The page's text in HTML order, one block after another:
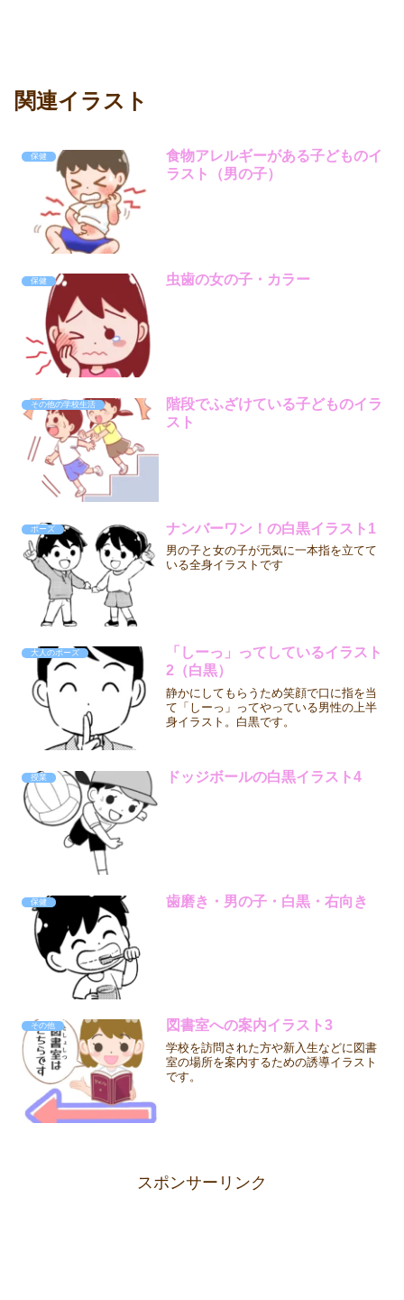
関連イラスト
保健
食物アレルギーがある子どものイ
ラスト（男の子）
保健 虫歯の女の子・カラー
その他の学校生活
階段でふざけている子どものイラ
スト
ポーズ ナンバーワン！の白黒イラスト1
男の子と女の子が元気に一本指を立てて
いる全身イラストです
大人のポーズ
「しーっ」ってしているイラスト
2（白黒）
静かにしてもらうため笑顔で口に指を当
て「しーっ」ってやっている男性の上半
身イラスト。白黒です。
授業 ドッジボールの白黒イラスト4
保健 歯磨き・男の子・白黒・右向き
その他 図書室への案内イラスト3
学校を訪問された方や新入生などに図書
室の場所を案内するための誘導イラスト
です。
スポンサーリンク